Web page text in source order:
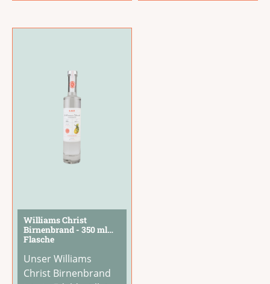
Haselnüssen,
erlesener
Schokolade und
feinen Zutaten wie
Pistazien und
Williams Christ
Birnenbrand - 350 ml
Flasche
Unser Williams
Christ Birnenbrand